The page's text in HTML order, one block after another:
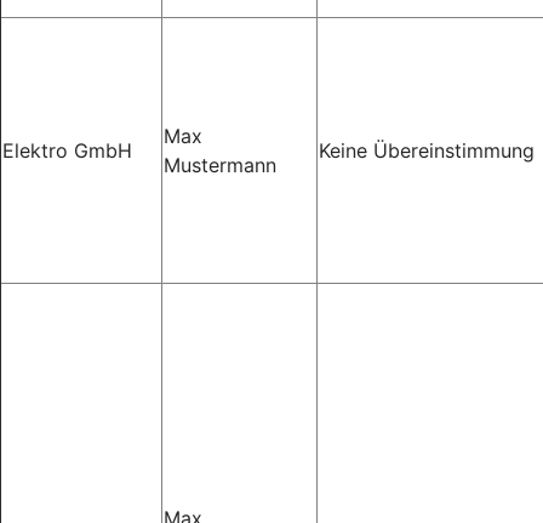
Elektro GmbH
Max
Mustermann
Keine Übereinstimmung
Max